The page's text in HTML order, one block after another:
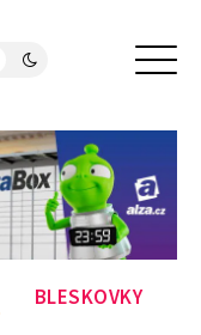
BLESKOVKY